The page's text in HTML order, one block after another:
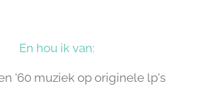
En hou ik van:
'60 muziek op originele lp's